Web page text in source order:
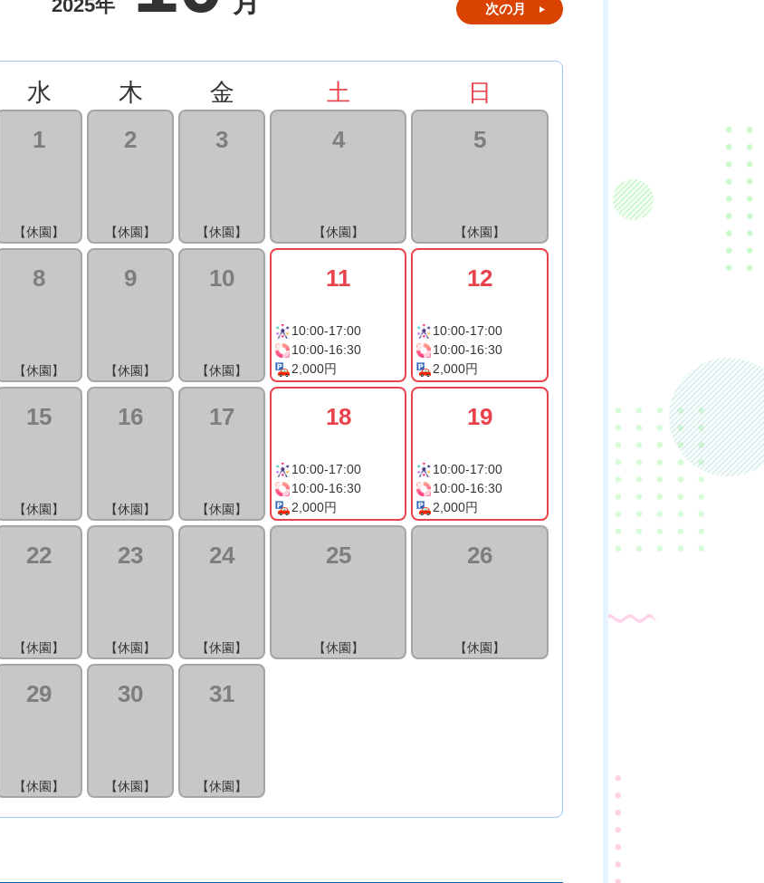
2025年 次の月
水 木 金 土
日
1
【休園】
2
【休園】
3
【休園】
4
【休園】
5
【休園】
8
【休園】
9
【休園】
10
【休園】
11
10:00-17:00
10:00-16:30
2,000円
12
10:00-17:00
10:00-16:30
2,000円
15
【休園】
16
【休園】
17
【休園】
18
10:00-17:00
10:00-16:30
2,000円
19
10:00-17:00
10:00-16:30
2,000円
22
【休園】
23
【休園】
24
【休園】
25
【休園】
26
【休園】
29
【休園】
30
【休園】
31
【休園】